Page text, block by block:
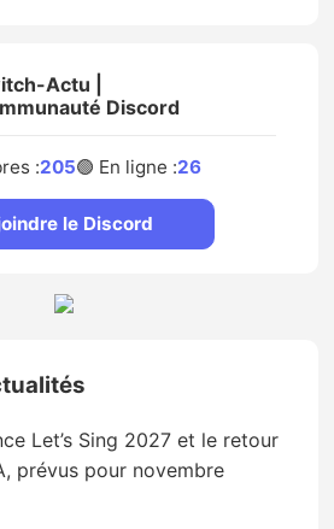
Actu |
Discord
:205🟢 En ligne :26
le Discord
Let’s Sing 2027 et le retour
prévus pour novembre